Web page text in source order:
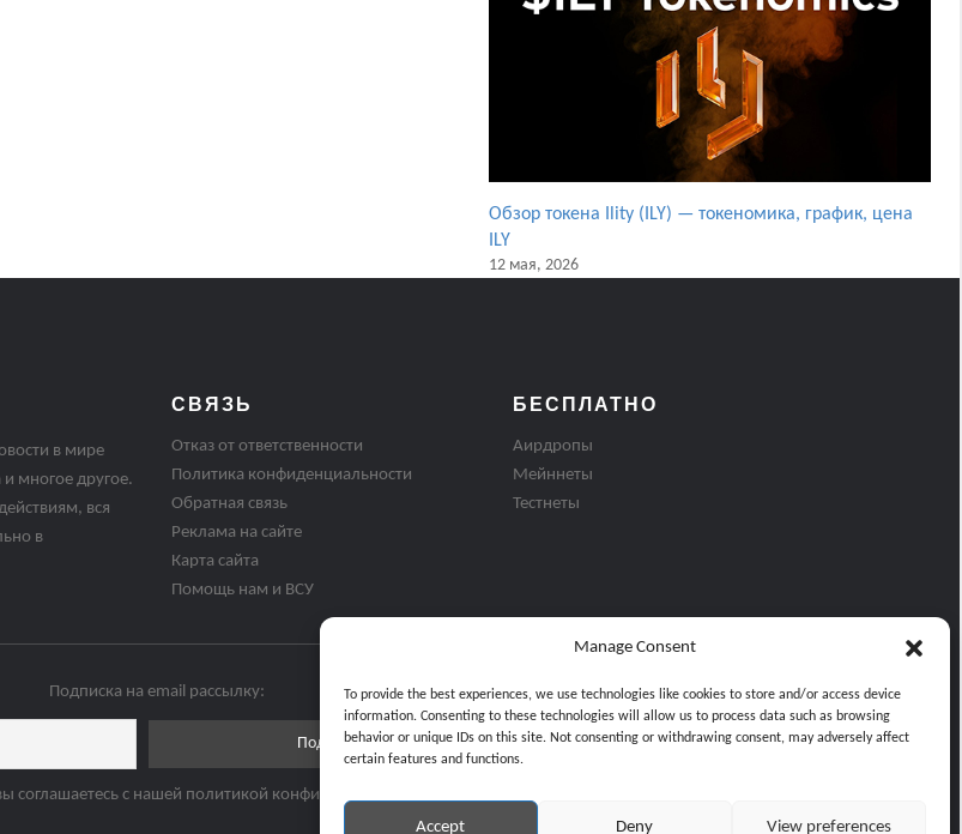
Manage Consent
To provide the best experiences, we use technologies like cookies to store and/or access device
information. Consenting to these technologies will allow us to process data such as browsing
behavior or unique IDs on this site. Not consenting or withdrawing consent, may adversely affect
certain features and functions.
Accept Deny View preferences
Обзор токена Ility (ILY) — токеномика, график, цена
ILY
12 мая, 2026
в мире
многое другое.
вся
в
СВЯЗЬ
Отказ от ответственности
Политика конфиденциальности
Обратная связь
Реклама на сайте
Карта сайта
Помощь нам и ВСУ
БЕСПЛАТНО
Аирдропы
Мейннеты
Тестнеты
Подписка на email рассылку:
соглашаетесь с нашей политикой конфиденциальности